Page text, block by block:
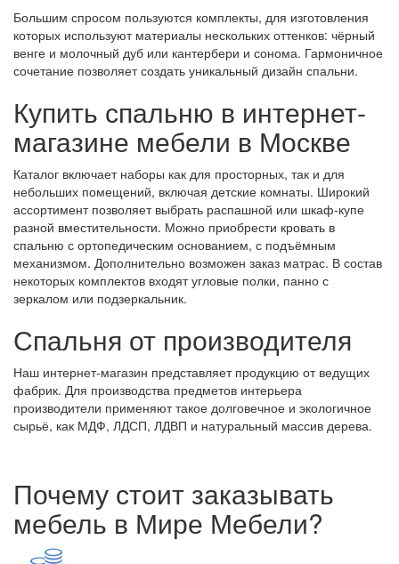
Большим спросом пользуются комплекты, для изготовления
которых используют материалы нескольких оттенков: чёрный
венге и молочный дуб или кантербери и сонома. Гармоничное
сочетание позволяет создать уникальный дизайн спальни.
Купить спальню в интернет-
магазине мебели в Москве
Каталог включает наборы как для просторных, так и для
небольших помещений, включая детские комнаты. Широкий
ассортимент позволяет выбрать распашной или шкаф-купе
разной вместительности. Можно приобрести кровать в
спальню с ортопедическим основанием, с подъёмным
механизмом. Дополнительно возможен заказ матрас. В состав
некоторых комплектов входят угловые полки, панно с
зеркалом или подзеркальник.
Спальня от производителя
Наш интернет-магазин представляет продукцию от ведущих
фабрик. Для производства предметов интерьера
производители применяют такое долговечное и экологичное
сырьё, как МДФ, ЛДСП, ЛДВП и натуральный массив дерева.
Почему стоит заказывать
мебель в Мире Мебели?